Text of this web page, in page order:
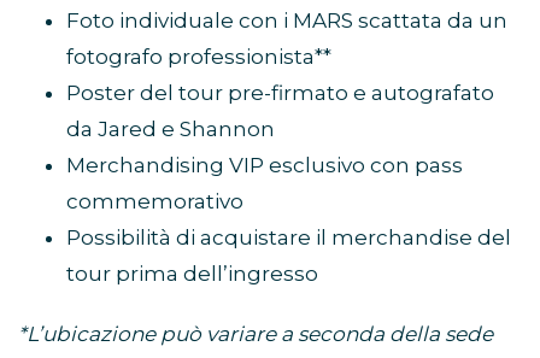
Foto individuale con i MARS scattata da un
fotografo professionista**
Poster del tour pre-firmato e autografato
da Jared e Shannon
Merchandising VIP esclusivo con pass
commemorativo
Possibilità di acquistare il merchandise del
tour prima dell’ingresso
*L’ubicazione può variare a seconda della sede